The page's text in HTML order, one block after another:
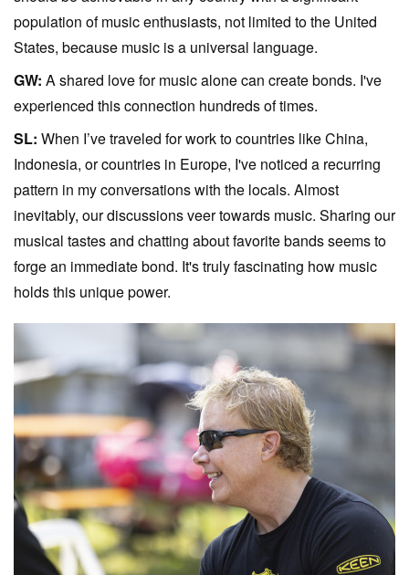
population of music enthusiasts, not limited to the United
States, because music is a universal language.
GW: A shared love for music alone can create bonds. I've
experienced this connection hundreds of times.
SL: When I’ve traveled for work to countries like China,
Indonesia, or countries in Europe, I've noticed a recurring
pattern in my conversations with the locals. Almost
inevitably, our discussions veer towards music. Sharing our
musical tastes and chatting about favorite bands seems to
forge an immediate bond. It's truly fascinating how music
holds this unique power.